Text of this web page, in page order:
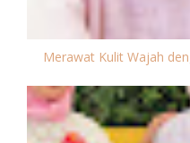
Merawat Kulit Wajah